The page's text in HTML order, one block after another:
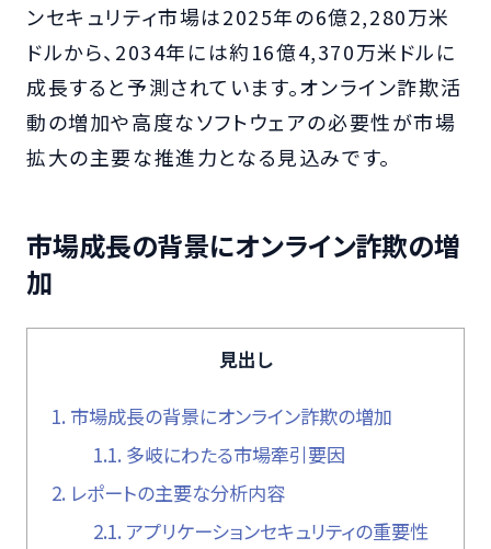
ンセキュリティ市場は2025年の6億2,280万米
ドルから、2034年には約16億4,370万米ドルに
成長すると予測されています。オンライン詐欺活
動の増加や高度なソフトウェアの必要性が市場
拡大の主要な推進力となる見込みです。
市場成長の背景にオンライン詐欺の増
加
見出し
1. 市場成長の背景にオンライン詐欺の増加
1.1. 多岐にわたる市場牽引要因
2. レポートの主要な分析内容
2.1. アプリケーションセキュリティの重要性